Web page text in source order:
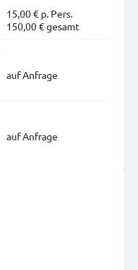
15,00 € p. Pers.
150,00 € gesamt
auf Anfrage
auf Anfrage